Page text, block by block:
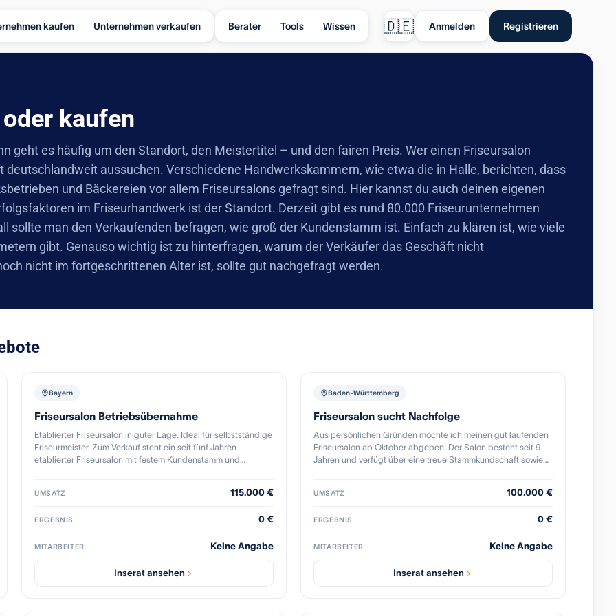
kaufen Unternehmen verkaufen Berater Tools Wissen 🇩🇪 Anmelden Registrieren
kaufen
geht es häufig um den Standort, den Meistertitel – und den fairen Preis. Wer einen Friseursalon
deutschlandweit aussuchen. Verschiedene Handwerkskammern, wie etwa die in Halle, berichten, dass
und Bäckereien vor allem Friseursalons gefragt sind. Hier kannst du auch deinen eigenen
im Friseurhandwerk ist der Standort. Derzeit gibt es rund 80.000 Friseurunternehmen
sollte man den Verkaufenden befragen, wie groß der Kundenstamm ist. Einfach zu klären ist, wie viele
gibt. Genauso wichtig ist zu hinterfragen, warum der Verkäufer das Geschäft nicht
nicht im fortgeschrittenen Alter ist, sollte gut nachgefragt werden.
Bayern
Friseursalon Betriebsübernahme
Etablierter Friseursalon in guter Lage. Ideal für selbstständige
Friseurmeister. Zum Verkauf steht ein seit fünf Jahren
etablierter Friseursalon mit festem Kundenstamm und
durch eine oder zwei selbstständige Friseure, die ein
möchten. Der Salon wurde 2020 neu gebaut, mit hochwertiger
Auswanderung ist der Salon mit vollständiger Ausstattung
inkl. Geräte abzugeben.
UMSATZ 115.000 €
ERGEBNIS 0 €
MITARBEITER Keine Angabe
Inserat ansehen
Baden-Württemberg
Friseursalon sucht Nachfolge
Aus persönlichen Gründen möchte ich meinen gut laufenden
Friseursalon ab Oktober abgeben. Der Salon besteht seit 9
Jahren und verfügt über eine treue Stammkundschaft sowie
zusätzliche Räume zu vermieten aktuell nutzt eine
vollständig eingerichtet und sofort weiterführbar ideal für
oder einen bestehenden Salon übernehmen möchten. Bei
ernsthaftem Interesse freue ich mich über eine Nachricht für
weitere Informationen
UMSATZ 100.000 €
ERGEBNIS 0 €
MITARBEITER Keine Angabe
Inserat ansehen